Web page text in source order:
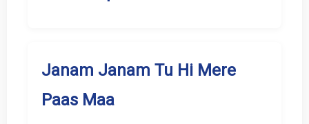
Janam Janam Tu Hi Mere
Paas Maa